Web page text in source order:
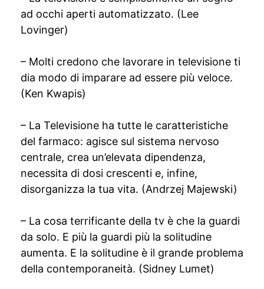
ad occhi aperti automatizzato. (Lee
Lovinger)
– Molti credono che lavorare in televisione ti
dia modo di imparare ad essere più veloce.
(Ken Kwapis)
– La Televisione ha tutte le caratteristiche
del farmaco: agisce sul sistema nervoso
centrale, crea un’elevata dipendenza,
necessita di dosi crescenti e, infine,
disorganizza la tua vita. (Andrzej Majewski)
– La cosa terrificante della tv è che la guardi
da solo. E più la guardi più la solitudine
aumenta. E la solitudine è il grande problema
della contemporaneità. (Sidney Lumet)